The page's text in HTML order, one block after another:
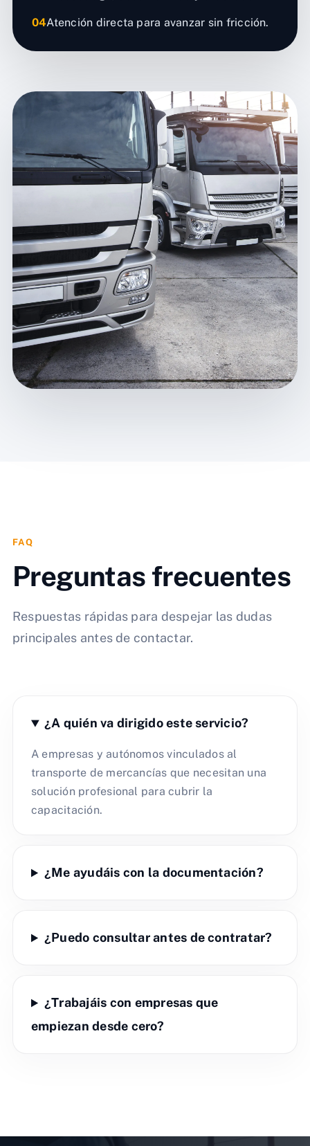
04Atención directa para avanzar sin fricción.
FAQ
Preguntas frecuentes
Respuestas rápidas para despejar las dudas
principales antes de contactar.
¿A quién va dirigido este servicio?
A empresas y autónomos vinculados al
transporte de mercancías que necesitan una
solución profesional para cubrir la
capacitación.
¿Me ayudáis con la documentación?
¿Puedo consultar antes de contratar?
¿Trabajáis con empresas que
empiezan desde cero?